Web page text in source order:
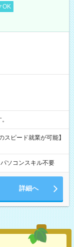
OK
ピード就業が可能】
パソコンスキル不要
詳細へ